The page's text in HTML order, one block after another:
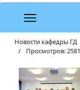
Новости кафедры ГД
Просмотров: 2581